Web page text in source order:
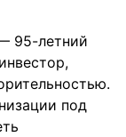
95-летний
под